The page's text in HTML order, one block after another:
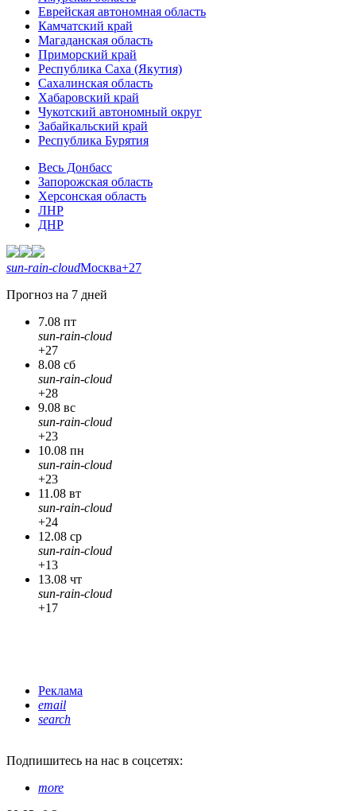
Еврейская автономная область
Камчатский край
Магаданская область
Приморский край
Республика Саха (Якутия)
Сахалинская область
Хабаровский край
Чукотский автономный округ
Забайкальский край
Республика Бурятия
Весь Донбасс
Запорожская область
Херсонская область
ЛНР
ДНР
sun-rain-cloudМосква+27
Прогноз на 7 дней
7.08 пт
sun-rain-cloud
+27
8.08 сб
sun-rain-cloud
+28
9.08 вс
sun-rain-cloud
+23
10.08 пн
sun-rain-cloud
+23
11.08 вт
sun-rain-cloud
+24
12.08 ср
sun-rain-cloud
+13
13.08 чт
sun-rain-cloud
+17
Реклама
email
search
Подпишитесь на нас в соцсетях:
more